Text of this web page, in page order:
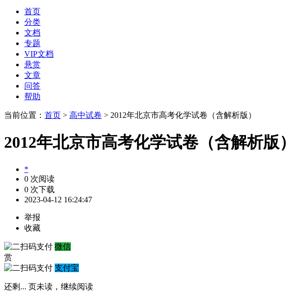
首页
分类
文档
专题
VIP文档
悬赏
文章
问答
帮助
当前位置： 首页 > 高中试卷 > 2012年北京市高考化学试卷（含解析版）
2012年北京市高考化学试卷（含解析版）
*
0 次阅读
0 次下载
2023-04-12 16:24:47
举报
收藏
微信
赏
支付宝
还剩 ... 页未读， 继续阅读